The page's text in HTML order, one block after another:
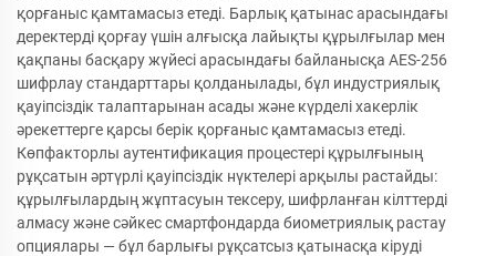
қорғаныс қамтамасыз етеді. Барлық қатынас арасындағы
деректерді қорғау үшін алғысқа лайықты құрылғылар мен
қақпаны басқару жүйесі арасындағы байланысқа AES-256
шифрлау стандарттары қолданылады, бұл индустриялық
қауіпсіздік талаптарынан асады және күрделі хакерлік
әрекеттерге қарсы берік қорғаныс қамтамасыз етеді.
Көпфакторлы аутентификация процестері құрылғының
рұқсатын әртүрлі қауіпсіздік нүктелері арқылы растайды:
құрылғылардың жұптасуын тексеру, шифрланған кілттерді
алмасу және сәйкес смартфондарда биометриялық растау
опциялары — бұл барлығы рұқсатсыз қатынасқа кіруді